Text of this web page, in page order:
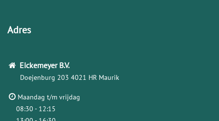
Adres
Eickemeyer B.V.
Doejenburg 203 4021 HR Maurik
Maandag t/m vrijdag
08:30 - 12:15